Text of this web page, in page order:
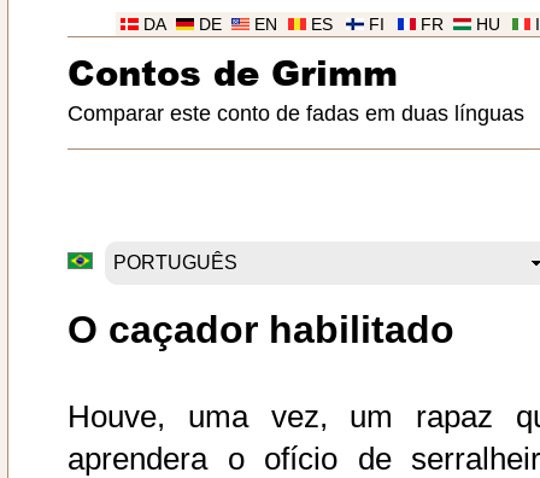
HU
FR
FI
ES
EN
DE
DA
Contos de Grimm
Comparar este conto de fadas em duas línguas
O caçador habilitado
Houve, uma vez, um rapaz
aprendera o ofício de